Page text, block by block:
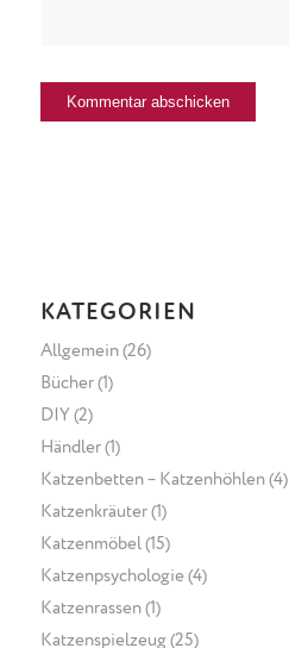
KATEGORIEN
Allgemein(26)
Bücher(1)
DIY (2)
Händler(1)
Katzenbetten – Katzenhöhlen(4)
Katzenkräuter(1)
Katzenmöbel (15)
Katzenpsychologie (4)
Katzenrassen(1)
Katzenspielzeug(25)